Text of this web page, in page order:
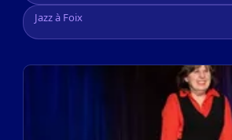
Jazz à Foix